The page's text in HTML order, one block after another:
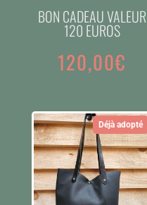
BON CADEAU VALEUR
120 EUROS
120,00€
Déjà adopté